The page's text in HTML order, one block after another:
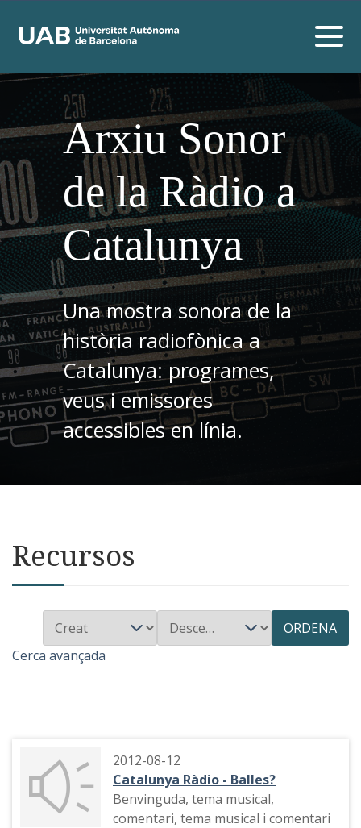
Arxiu Sonor
de la Ràdio a
Catalunya
Una mostra sonora de la
història radiofònica a
Catalunya: programes,
veus i emissores
accessibles en línia.
Recursos
ORDENA
Cerca avançada
2012-08-12
Catalunya Ràdio - Balles?
Benvinguda, tema musical,
comentari, tema musical i comentari